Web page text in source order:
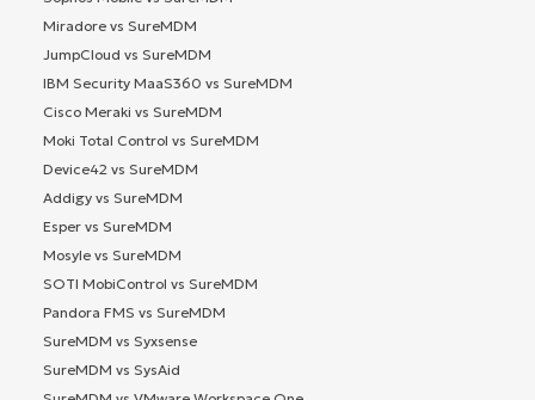
Miradore vs SureMDM
JumpCloud vs SureMDM
IBM Security MaaS360 vs SureMDM
Cisco Meraki vs SureMDM
Moki Total Control vs SureMDM
Device42 vs SureMDM
Addigy vs SureMDM
Esper vs SureMDM
Mosyle vs SureMDM
SOTI MobiControl vs SureMDM
Pandora FMS vs SureMDM
SureMDM vs Syxsense
SureMDM vs SysAid